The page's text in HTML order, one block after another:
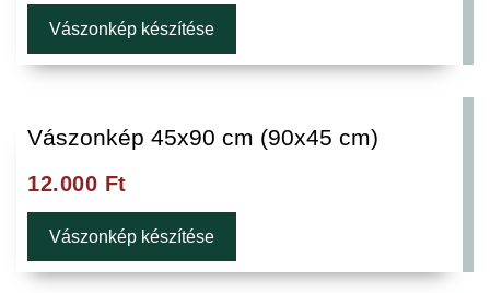
Vászonkép készítése
Vászonkép 45x90 cm (90x45 cm)
12.000 Ft
Vászonkép készítése